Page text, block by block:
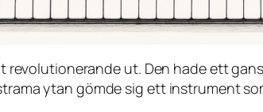
revolutionerande ut. Den hade ett
ytan gömde sig ett instrument